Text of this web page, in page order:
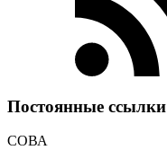
Постоянные ссылки
СОВА